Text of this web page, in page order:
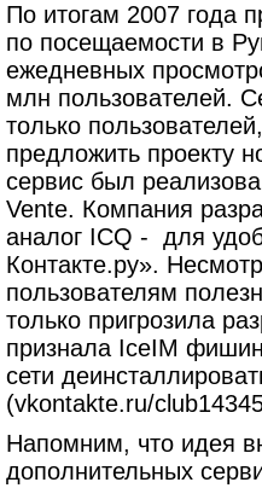
По итогам 2007 года
по посещаемости в
ежедневных
млн пользователей.
только
предложить проекту
сервис был
Vente. Компания
аналог ICQ - для
Контакте.ру».
пользователям
только пригрозила
признала IceIM
сети
(vkontakte.ru/
Напомним, что идея
дополнительных